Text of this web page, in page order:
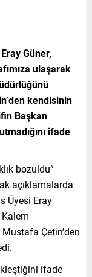
Güner,
ulaşarak
kendisinin
Başkan
ifade
bozuldu”
açıklamalarda
Üyesi Eray
Kalem
Çetin’den
ifade